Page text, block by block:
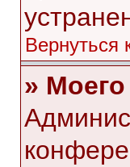
Вернуться
»